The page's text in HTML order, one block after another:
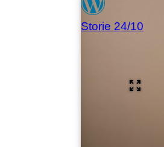
Storie 24/10